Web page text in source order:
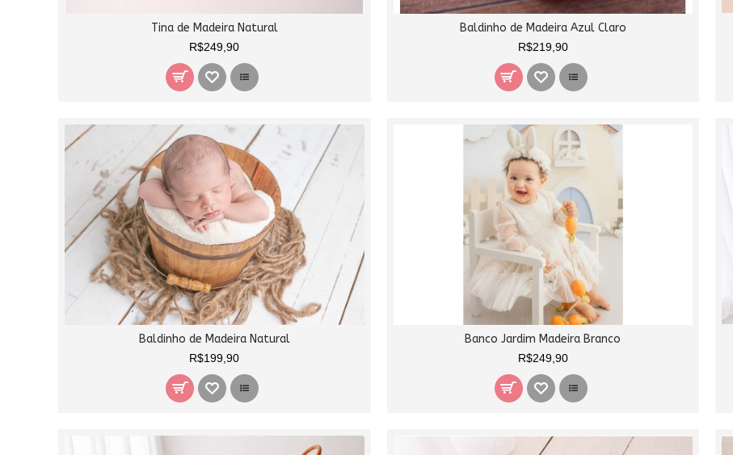
Tina de Madeira Natural
R$249,90
Baldinho de Madeira Azul Claro
R$219,90
Baldinho de Madeira Natural
R$199,90
Banco Jardim Madeira Branco
R$249,90